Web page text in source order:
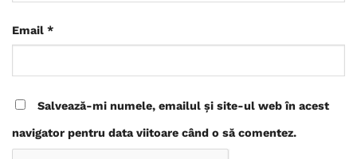
Email *
Salvează-mi numele, emailul și site-ul web în acest
navigator pentru data viitoare când o să comentez.